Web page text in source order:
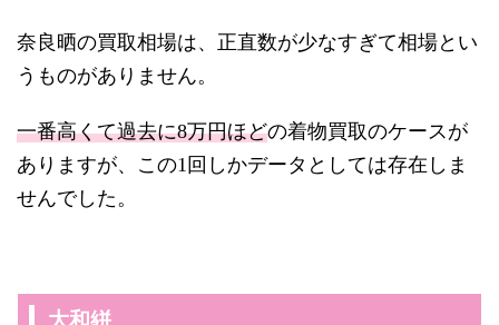
奈良晒の買取相場は、正直数が少なすぎて相場とい
うものがありません。
一番高くて過去に8万円ほどの着物買取のケースが
ありますが、この1回しかデータとしては存在しま
せんでした。